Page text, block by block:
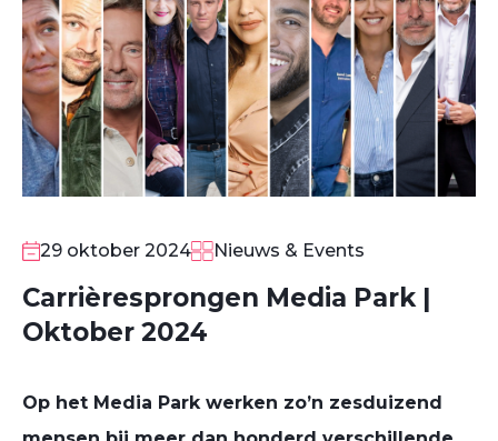
29 oktober 2024 Nieuws & Events
Carrièresprongen Media Park |
Oktober 2024
Op het Media Park werken zo’n zesduizend